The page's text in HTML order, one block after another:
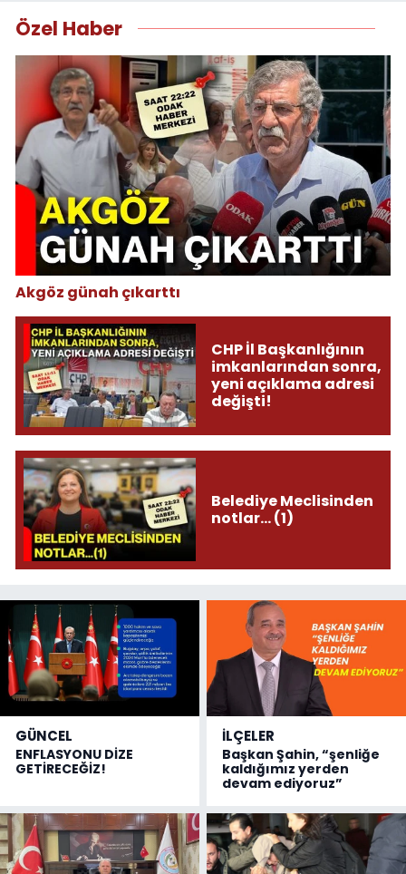
Özel Haber
Akgöz günah çıkarttı
CHP İl Başkanlığının
imkanlarından sonra,
yeni açıklama adresi
değişti!
Belediye Meclisinden
notlar... (1)
GÜNCEL
ENFLASYONU DİZE
GETİRECEĞİZ!
İLÇELER
Başkan Şahin, “şenliğe
kaldığımız yerden
devam ediyoruz”